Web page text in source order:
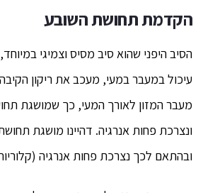
הקדמת תחושת השובע
הסיב היפני שהוא סיב מסיס וצמיגי
עיכול במעבר במעי, מעכב את ריקון
מעבר המזון לאורך המעי, כך שמושגת
ונצרכת פחות אנרגיה. דהיינו מושגת
ובהתאם לכך נצרכת פחות אנרגיה